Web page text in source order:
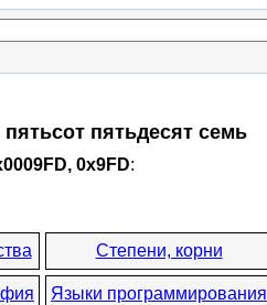
пятьдесят семь
0x9FD:
Степени, корни
Языки программирования